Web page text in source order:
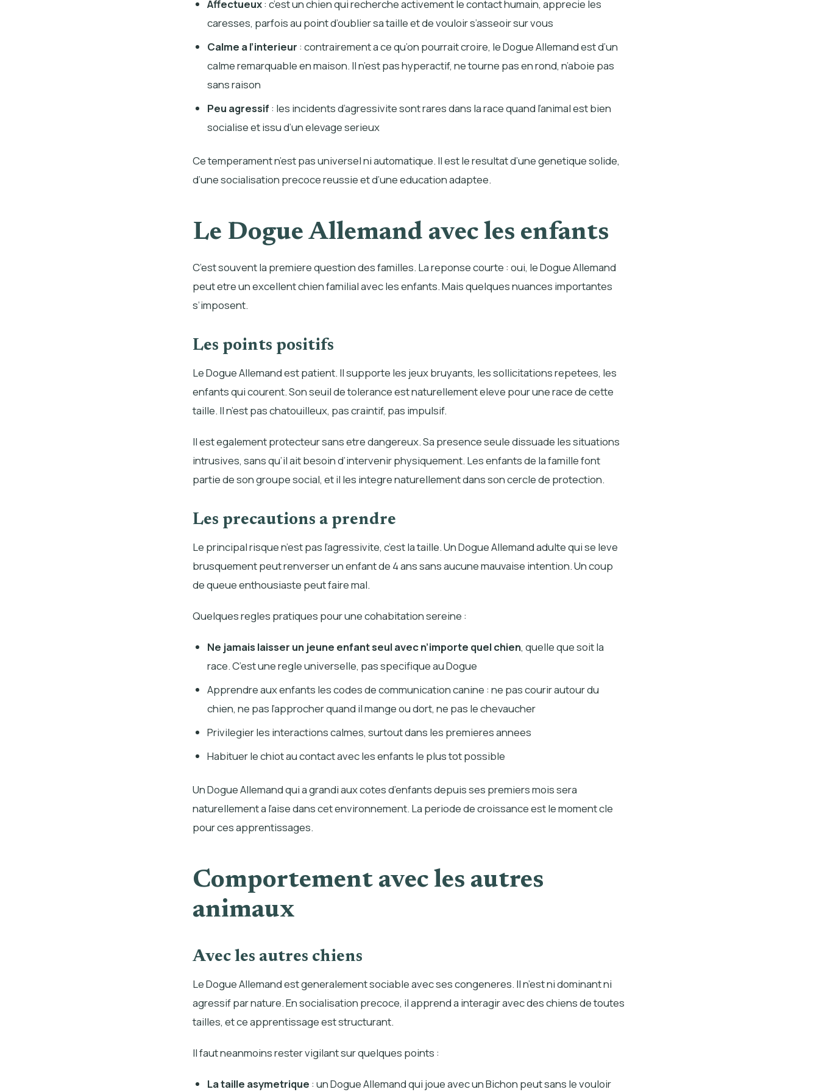
Affectueux: c’est un chien qui recherche activement le contact humain, apprecie les
caresses, parfois au point d’oublier sa taille et de vouloir s’asseoir sur vous
Calme a l’interieur : contrairement a ce qu’on pourrait croire, le Dogue Allemand est d’un
calme remarquable en maison. Il n’est pas hyperactif, ne tourne pas en rond, n’aboie pas
sans raison
Peu agressif : les incidents d’agressivite sont rares dans la race quand l’animal est bien
socialise et issu d’un elevage serieux
Ce temperament n’est pas universel ni automatique. Il est le resultat d’une genetique solide,
d’une socialisation precoce reussie et d’uneeducation adaptee.
Le Dogue Allemand avec les enfants
C’est souvent la premiere question des familles. La reponse courte : oui, le Dogue Allemand
peut etre un excellent chien familial avec les enfants. Mais quelques nuances importantes
s’imposent.
Les points positifs
Le Dogue Allemand est patient. Il supporte les jeux bruyants, les sollicitations repetees, les
enfants qui courent. Son seuil de tolerance est naturellement eleve pour une race de cette
taille. Il n’est pas chatouilleux, pas craintif, pas impulsif.
Il est egalement protecteur sans etre dangereux. Sa presence seule dissuade les situations
intrusives, sans qu’il ait besoin d’intervenir physiquement. Les enfants de la famille font
partie de son groupe social, et il les integre naturellement dans son cercle de protection.
Les precautions a prendre
Le principal risque n’est pas l’agressivite, c’est la taille. Un Dogue Allemand adulte qui se leve
brusquement peut renverser un enfant de 4 ans sans aucune mauvaise intention. Un coup
de queue enthousiaste peut faire mal.
Quelques regles pratiques pour une cohabitation sereine :
Ne jamais laisser un jeune enfant seul avec n’importe quel chien, quelle que soit la
race. C’est une regle universelle, pas specifique au Dogue
Apprendre aux enfants les codes de communication canine : ne pas courir autour du
chien, ne pas l’approcher quand il mange ou dort, ne pas le chevaucher
Privilegier les interactions calmes, surtout dans les premieres annees
Habituer le chiot au contact avec les enfants le plus tot possible
Un Dogue Allemand qui a grandi aux cotes d’enfants depuis ses premiers mois sera
naturellement a l’aise dans cet environnement. La periode de croissanceest le moment cle
pour ces apprentissages.
Comportement avec les autres
animaux
Avec les autres chiens
Le Dogue Allemand est generalement sociable avec ses congeneres. Il n’est ni dominant ni
agressif par nature. En socialisation precoce, il apprend a interagir avec des chiens de toutes
tailles, et ce apprentissage est structurant.
Il faut neanmoins rester vigilant sur quelques points :
La taille asymetrique : un Dogue Allemand qui joue avec un Bichon peut sans le vouloir